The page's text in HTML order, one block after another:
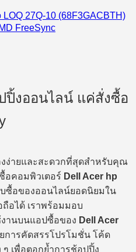
27Q-10 (68F3GACBTH)
FreeSync
ปิ้งออนไลน์ แค่สั่งซื้อ
ง่ายและสะดวกที่สุดสำหรับคุณ
อคอมพิวเตอร์ Dell Acer hp
ซื้อของออนไลน์ยอดนิยมใน
อได้ เราพร้อมมอบ
านบนแอปซื้อของ Dell Acer
การคัดสรรโปรโมชั่น โค้ด
เพื่อตอกย้ำการช้อปปิ้ง